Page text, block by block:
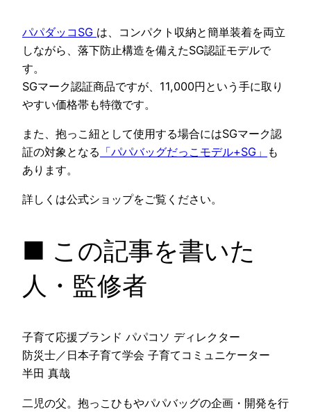
パパダッコSG は、コンパクト収納と簡単装着を両立
しながら、落下防止構造を備えたSG認証モデルで
す。
SGマーク認証商品ですが、11,000円という手に取り
やすい価格帯も特徴です。
また、抱っこ紐として使用する場合にはSGマーク認
証の対象となる 「パパバッグだっこモデル+SG」 も
あります。
詳しくは公式ショップをご覧ください。
■ この記事を書いた
人・監修者
子育て応援ブランド パパコソ ディレクター
防災士／日本子育て学会 子育てコミュニケーター
半田 真哉
二児の父。抱っこひもやパパバッグの企画・開発を行